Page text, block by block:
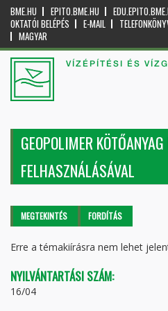
BME.HU EPITO.BME.HU
OKTATÓI BELÉPÉS
E-MAIL
MAGYAR
VÍZÉPÍTÉSI ÉS
GEOPOLIMER
FELHASZNÁLÁSÁVAL
Elsődleges fülek
MEGTEKINTÉS (AKTÍVFORDÍTÁS
Erre a témakiírásra nem lehet
NYILVÁNTARTÁSI SZÁM:
16/04